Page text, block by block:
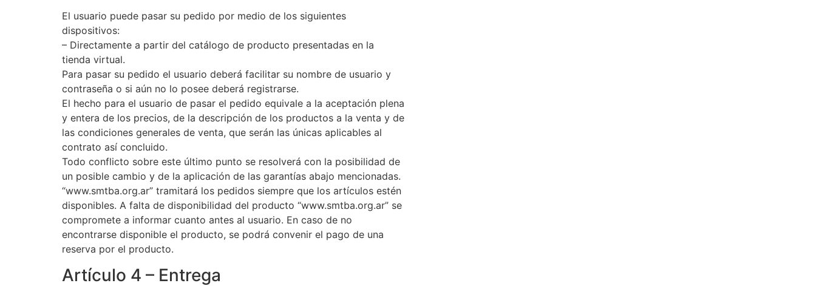
El usuario puede pasar su pedido por medio de los siguientes
dispositivos:
– Directamente a partir del catálogo de producto presentadas en la
tienda virtual.
Para pasar su pedido el usuario deberá facilitar su nombre de usuario y
contraseña o si aún no lo posee deberá registrarse.
El hecho para el usuario de pasar el pedido equivale a la aceptación plena
y entera de los precios, de la descripción de los productos a la venta y de
las condiciones generales de venta, que serán las únicas aplicables al
contrato así concluido.
Todo conflicto sobre este último punto se resolverá con la posibilidad de
un posible cambio y de la aplicación de las garantías abajo mencionadas.
“www.smtba.org.ar” tramitará los pedidos siempre que los artículos estén
disponibles. A falta de disponibilidad del producto “www.smtba.org.ar” se
compromete a informar cuanto antes al usuario. En caso de no
encontrarse disponible el producto, se podrá convenir el pago de una
reserva por el producto.
Artículo 4 – Entrega